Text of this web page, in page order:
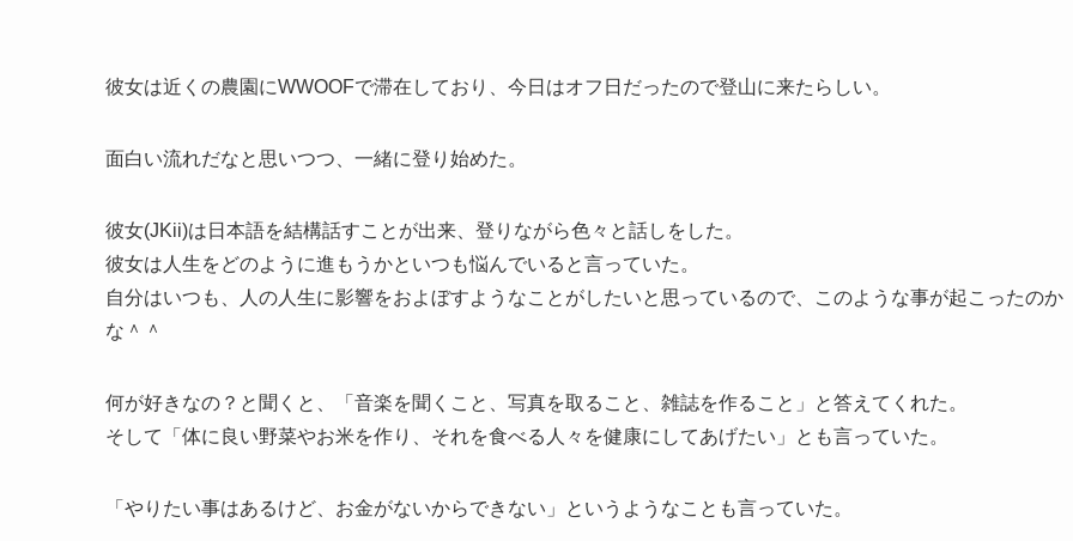
彼女は近くの農園にWWOOFで滞在しており、今日はオフ日だったので登山に来たらしい。
面白い流れだなと思いつつ、一緒に登り始めた。
彼女(JKii)は日本語を結構話すことが出来、登りながら色々と話しをした。
彼女は人生をどのように進もうかといつも悩んでいると言っていた。
自分はいつも、人の人生に影響をおよぼすようなことがしたいと思っているので、このような事が起こったのか
な＾＾
何が好きなの？と聞くと、「音楽を聞くこと、写真を取ること、雑誌を作ること」と答えてくれた。
そして「体に良い野菜やお米を作り、それを食べる人々を健康にしてあげたい」とも言っていた。
「やりたい事はあるけど、お金がないからできない」というようなことも言っていた。